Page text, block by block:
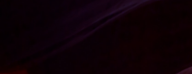
STARTSEITE